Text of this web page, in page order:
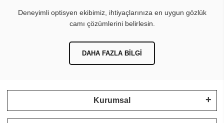
Deneyimli optisyen ekibimiz, ihtiyaçlarınıza en uygun gözlük
camı çözümlerini belirlesin.
DAHA FAZLA BILGI
Kurumsal